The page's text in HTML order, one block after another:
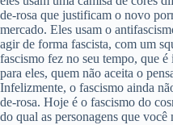
de-rosa que justificam o novo
mercado. Eles usam o
agir de forma fascista, com um
fascismo fez no seu tempo, que
para eles, quem não aceita o
Infelizmente, o fascismo ainda
de-rosa. Hoje é o fascismo do
do qual as personagens que